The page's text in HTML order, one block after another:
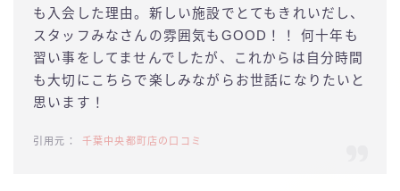
も入会した理由。新しい施設でとてもきれいだし、
スタッフみなさんの雰囲気もGOOD！！ 何十年も
習い事をしてませんでしたが、これからは自分時間
も大切にこちらで楽しみながらお世話になりたいと
思います！
千葉中央都町店の口コミ